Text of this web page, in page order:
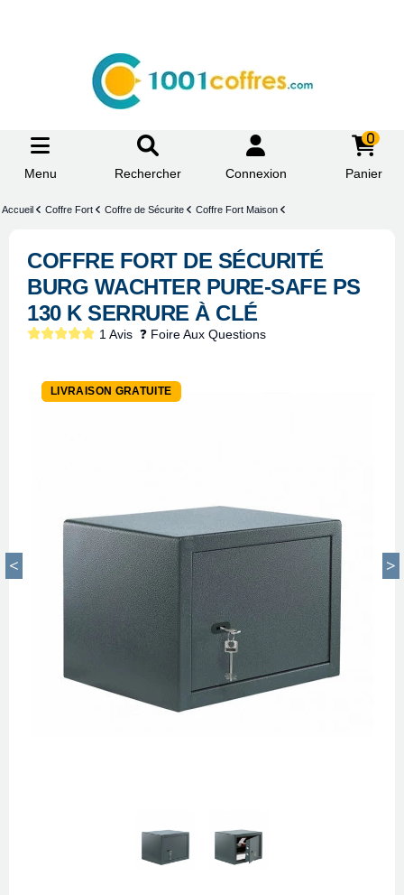
Menu Rechercher Connexion
0
Panier
Accueil Coffre Fort Coffre de Sécurite Coffre Fort Maison
COFFRE FORT DE SÉCURITÉ
BURG WACHTER PURE-SAFE PS
130 K SERRURE À CLÉ
1 Avis ❓ Foire Aux Questions
-5%
LIVRAISON GRATUITE